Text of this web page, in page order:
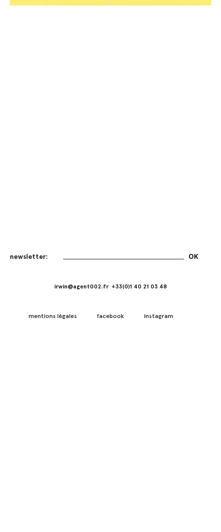
irwin@agent002.fr +33(0)1 40 21 03 48
mentions légales facebook instagram